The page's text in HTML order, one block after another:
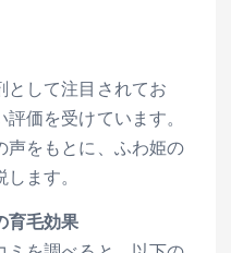
として注目されてお
価を受けています。
声をもとに、ふわ姫の
ます。
育毛効果